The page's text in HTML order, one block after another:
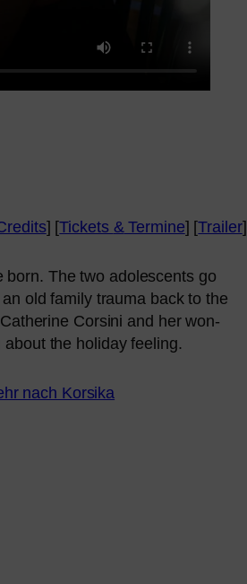
] [Tickets & Termine] [Trailer]
The two ado­le­s­cents go
old fami­ly trau­ma back to the
Corsini and her won­
the holi­day feeling.